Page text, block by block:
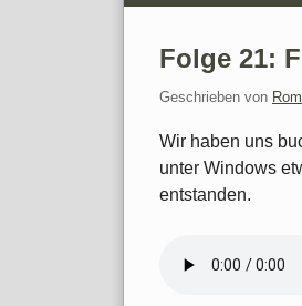
Folge 21:
Geschrieben von
Wir haben uns
unter Windows
entstanden.